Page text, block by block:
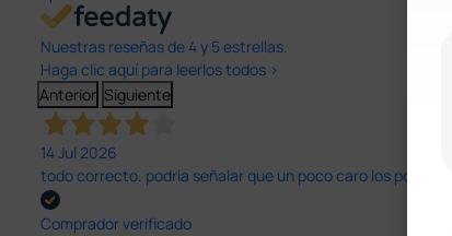
Nuestras reseñas de 4 y 5 estrellas.
Haga clic aquí para leerlos todos >
Anterior Siguiente
14 Jul 2026
todo correcto. podria señalar que un poco caro los portes y
Comprador verificado